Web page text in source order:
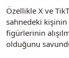
Özellikle X ve
sahnedeki kişinin
figürlerinin
olduğunu